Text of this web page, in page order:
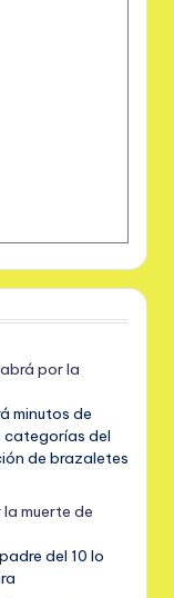
por la
minutos de
categorías del
de brazaletes
muerte de
del 10 lo